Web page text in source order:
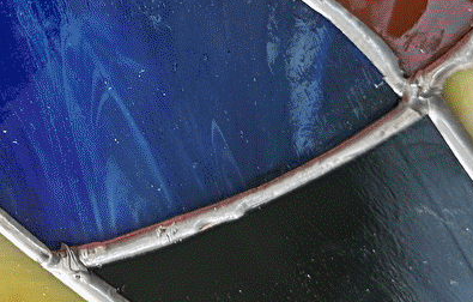
LES ATELIERS▴▾
DESSIN D'ART
MODELAGE
MOSAÏQUE
SCULPTURE DU CARTON
TAPISSERIE
VITRAIL
TISSAGE
CARRÉ DE JARDIN
LES ARCHERS DU VAUDREUIL▴▾
J'INSCRIS MON ENFANT▴▾